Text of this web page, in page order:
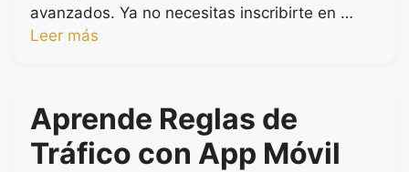
avanzados. Ya no necesitas inscribirte en …
Leer más
Aprende Reglas de
Tráfico con App Móvil